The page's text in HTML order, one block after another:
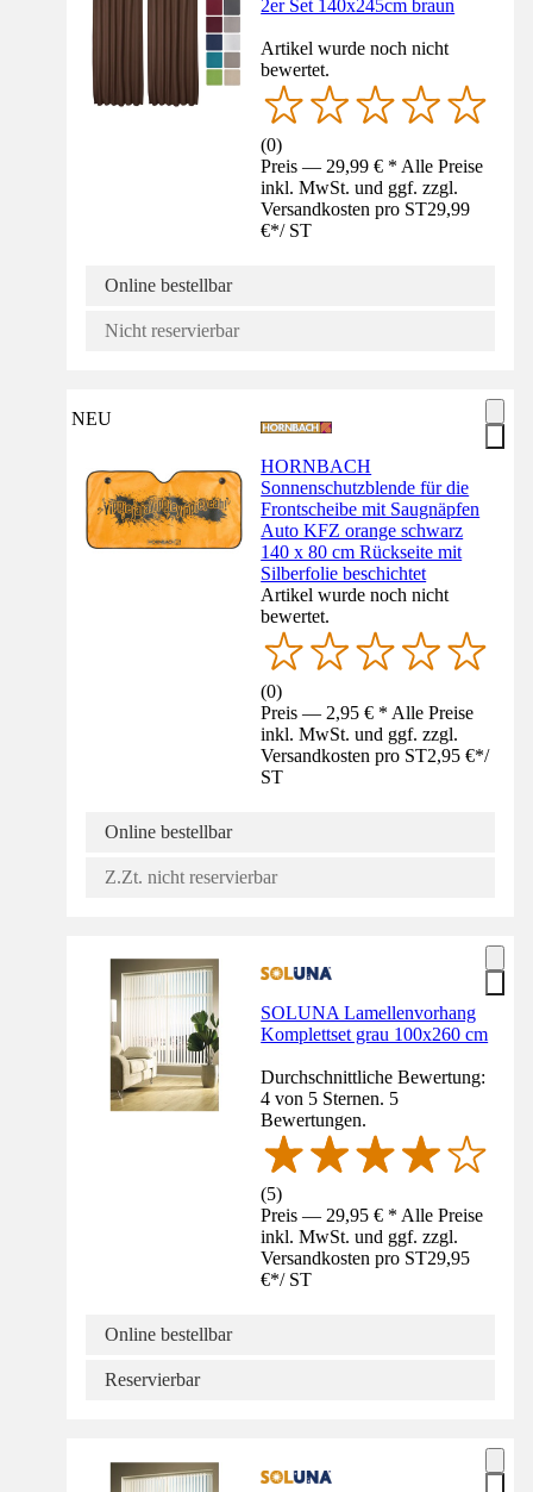
2er Set 140x245cm braun
Artikel wurde noch nicht
bewertet.
(0)
Preis — 29,99 € * Alle Preise
inkl. MwSt. und ggf. zzgl.
Versandkosten pro ST29,99
€*/ ST
Online bestellbar
Nicht reservierbar
NEU
HORNBACH
Sonnenschutzblende für die
Frontscheibe mit Saugnäpfen
Auto KFZ orange schwarz
140 x 80 cm Rückseite mit
Silberfolie beschichtet
Artikel wurde noch nicht
bewertet.
(0)
Preis — 2,95 € * Alle Preise
inkl. MwSt. und ggf. zzgl.
Versandkosten pro ST2,95 €*/
ST
Online bestellbar
Z.Zt. nicht reservierbar
SOLUNA Lamellenvorhang
Komplettset grau 100x260 cm
Durchschnittliche Bewertung:
4 von 5 Sternen. 5
Bewertungen.
(5)
Preis — 29,95 € * Alle Preise
inkl. MwSt. und ggf. zzgl.
Versandkosten pro ST29,95
€*/ ST
Online bestellbar
Reservierbar